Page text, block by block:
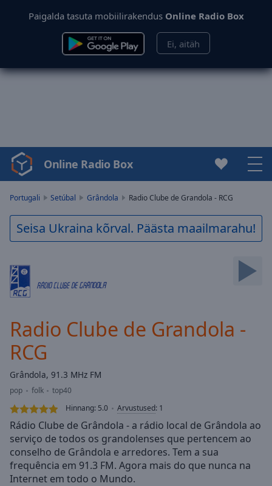
Paigalda tasuta mobiilirakendus Online Radio Box
Ei, aitäh
Video
Player
Play
Video
Backward
Skip
Forward
Current
Time0:00
Duration-:-
Loaded:
0.00%
TypeLIVE
Seek to
live,
currently
behind
liveLIVE
Remaining
Online Radio Box
Portugali Setúbal Grândola Radio Clube de Grandola - RCG
Seisa Ukraina kõrval. Päästa maailmarahu!
Radio Clube de Grandola -
RCG
Grândola, 91.3 MHz FM
pop folk
top40
Hinnang: 5.0 Arvustused: 1
Rádio Clube de Grândola - a rádio local de Grândola ao
serviço de todos os grandolenses que pertencem ao
conselho de Grândola e arredores. Tem a sua
frequência em 91.3 FM. Agora mais do que nunca na
Internet em todo o Mundo.